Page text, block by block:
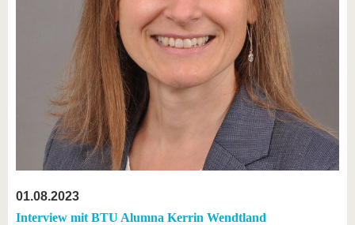
01.08.2023
Interview mit BTU Alumna Kerrin Wendtland